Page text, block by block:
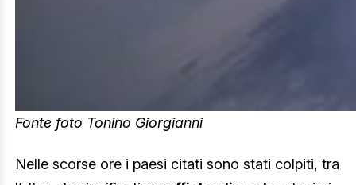
Fonte foto Tonino Giorgianni
Nelle scorse ore i paesi citati sono stati colpiti, tra